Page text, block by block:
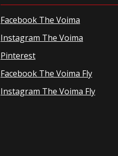
Facebook The Voima
Instagram The Voima
Pinterest
Facebook The Voima Fly
Instagram The Voima Fly